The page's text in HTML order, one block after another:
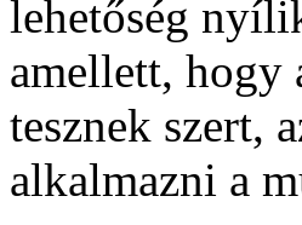
lehetőség
amellett, hogy
tesznek szert,
alkalmazni a